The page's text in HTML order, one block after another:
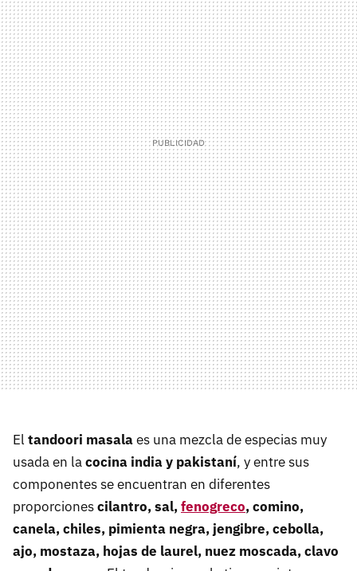
El tandoori masalaes una mezcla de especias muy
usada en lacocina india y pakistaní, y entre sus
componentes se encuentran en diferentes
proporcionescilantro, sal,fenogreco, comino,
canela, chiles, pimienta negra, jengibre, cebolla,
ajo, mostaza, hojas de laurel, nuez moscada, clavo